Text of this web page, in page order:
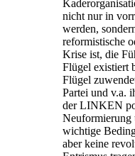
nicht nur in
werden,
reformistische
Krise ist, die
Flügel existiert
Flügel
Partei und v.a.
der LINKEN
Neuformierung
wichtige
aber keine